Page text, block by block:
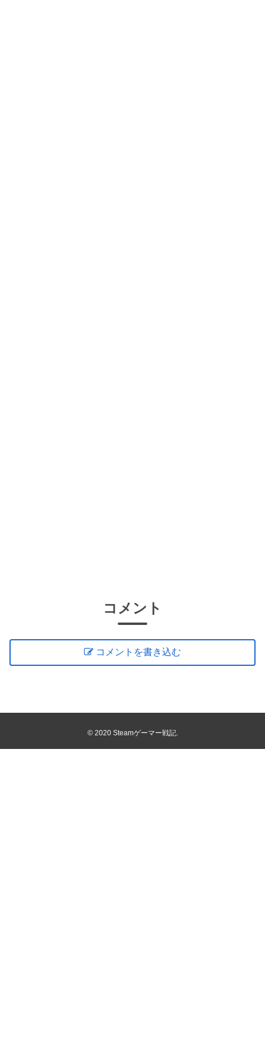
コメント
コメントを書き込む
© 2020 Steamゲーマー戦記.